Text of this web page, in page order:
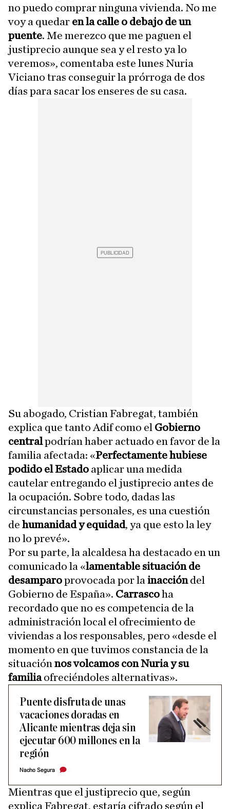
no puedo comprar ninguna vivienda. No me
voy a quedar en la calle o debajo de un
puente. Me merezco que me paguen el
justiprecio aunque sea y el resto ya lo
veremos», comentaba este lunes Nuria
Viciano tras conseguir la prórroga de dos
días para sacar los enseres de su casa.
Su abogado, Cristian Fabregat, también
explica que tanto Adif como el Gobierno
centralpodrían haber actuado en favor de la
familia afectada: «Perfectamente hubiese
podido el Estado aplicar una medida
cautelar entregando el justiprecio antes de
la ocupación. Sobre todo, dadas las
circunstancias personales, es una cuestión
de humanidad y equidad, ya que esto la ley
no lo prevé».
Por su parte, la alcaldesa ha destacado en un
comunicado la «lamentable situación de
desamparoprovocada por la inaccióndel
Gobierno de España». Carrascoha
recordado que no es competencia de la
administración local el ofrecimiento de
viviendas a los responsables, pero «desde el
momento en que tuvimos constancia de la
situación nos volcamos con Nuria y su
familiaofreciéndoles alternativas».
Puente disfruta de unas
vacaciones doradas en
Alicante mientras deja sin
ejecutar 600 millones en la
región
Nacho Segura
Mientras que el justiprecio que, según
explica Fabregat, estaría cifrado según el